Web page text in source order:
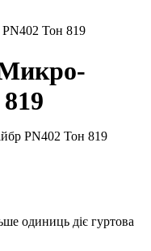
Тон 819
PN402 Тон 819
одиниць діє гуртова